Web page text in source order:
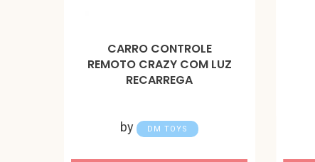
CARRO CONTROLE
REMOTO CRAZY COM LUZ
RECARREGA
by DM TOYS